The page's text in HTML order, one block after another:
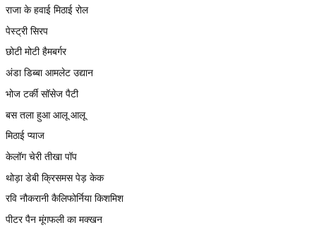
राजा के हवाई मिठाई रोल
पेस्ट्री सिरप
छोटी मोटी हैमबर्गर
अंडा डिब्बा आमलेट उद्यान
भोज टर्की सॉसेज पैटी
बस तला हुआ आलू आलू
मिठाई प्याज
केलॉग चेरी तीखा पॉप
थोड़ा डेबी क्रिसमस पेड़ केक
रवि नौकरानी कैलिफोर्निया किशमिश
पीटर पैन मूंगफली का मक्खन